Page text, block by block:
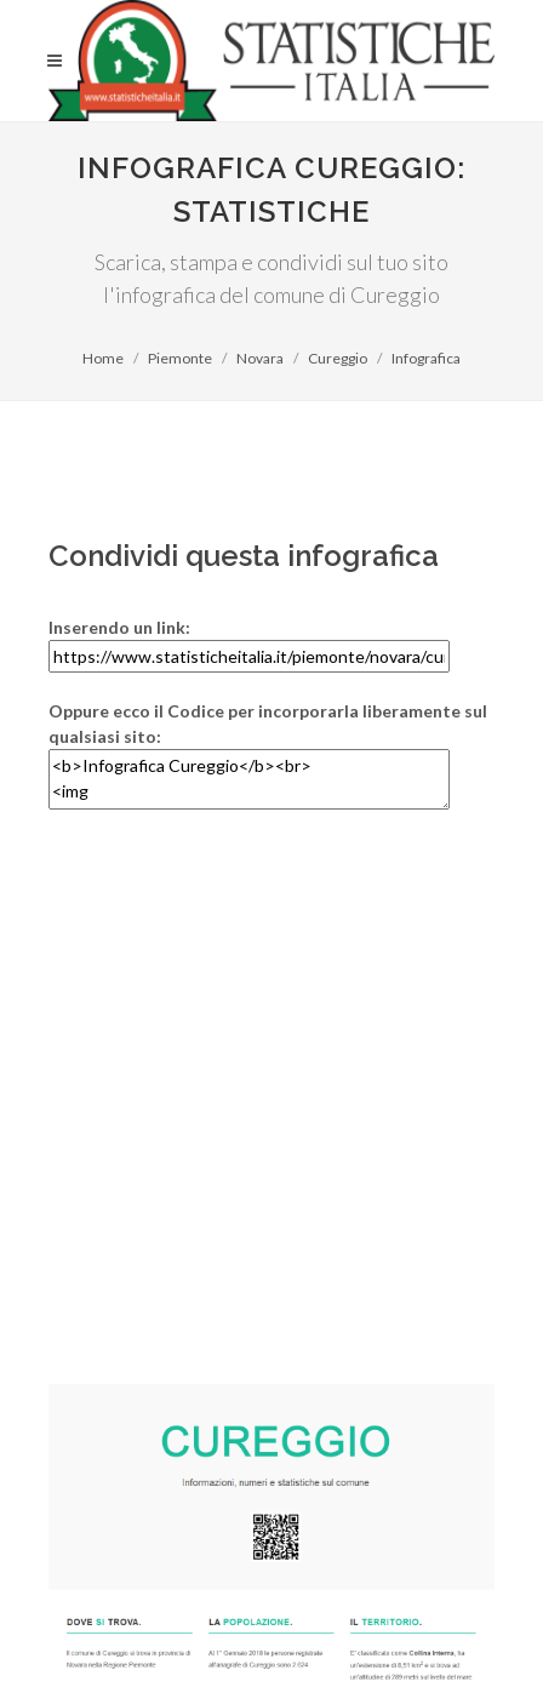
INFOGRAFICA CUREGGIO:
STATISTICHE
Scarica, stampa e condividi sul tuo sito
l'infografica del comune di Cureggio
Home Piemonte Novara Cureggio Infografica
Condividi questa infografica
Inserendo un link:
Oppure ecco il Codice per incorporarla liberamente sul
qualsiasi sito: